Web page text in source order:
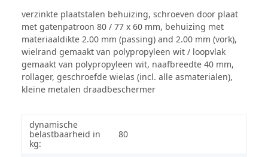
verzinkte plaatstalen behuizing, schroeven door plaat
met gatenpatroon 80 / 77 x 60 mm, behuizing met
materiaaldikte 2.00 mm (passing) and 2.00 mm (vork),
wielrand gemaakt van polypropyleen wit / loopvlak
gemaakt van polypropyleen wit, naafbreedte 40 mm,
rollager, geschroefde wielas (incl. alle asmaterialen),
kleine metalen draadbeschermer
dynamische
belastbaarheid in
kg:
80